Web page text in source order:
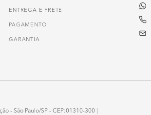
ENTREGA E FRETE
PAGAMENTO
GARANTIA
- São Paulo/SP - CEP:01310-300 |